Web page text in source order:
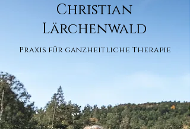
Christian
Lärchenwald
Praxis für ganzheitliche Therapie